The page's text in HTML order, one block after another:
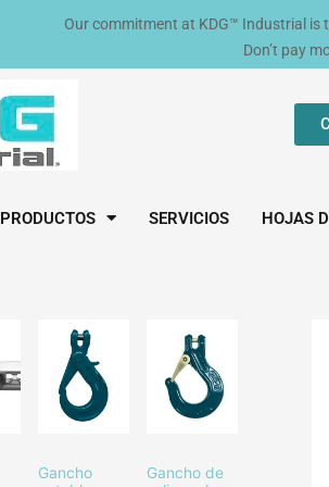
Our commitment at KDG™ Industrial is
Don’t pay
PRODUCTOS SERVICIOS HOJAS
Gancho
Gancho de